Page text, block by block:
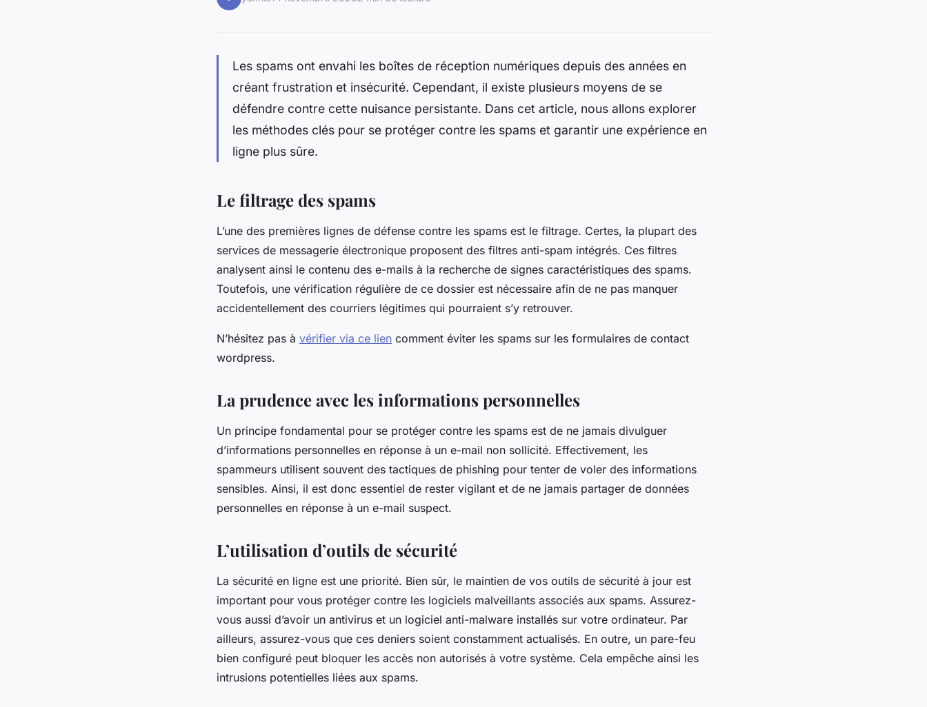
Les spams ont envahi les boîtes de réception numériques depuis des années en
créant frustration et insécurité. Cependant, il existe plusieurs moyens de se
défendre contre cette nuisance persistante. Dans cet article, nous allons explorer
les méthodes clés pour se protéger contre les spams et garantir une expérience en
ligne plus sûre.
Le filtrage des spams
L’une des premières lignes de défense contre les spams est le filtrage. Certes, la plupart des
services de messagerie électronique proposent des filtres anti-spam intégrés. Ces filtres
analysent ainsi le contenu des e-mails à la recherche de signes caractéristiques des spams.
Toutefois, une vérification régulière de ce dossier est nécessaire afin de ne pas manquer
accidentellement des courriers légitimes qui pourraient s’y retrouver.
N’hésitez pas à vérifier via ce lien comment éviter les spams sur les formulaires de contact
wordpress.
La prudence avec les informations personnelles
Un principe fondamental pour se protéger contre les spams est de ne jamais divulguer
d’informations personnelles en réponse à un e-mail non sollicité. Effectivement, les
spammeurs utilisent souvent des tactiques de phishing pour tenter de voler des informations
sensibles. Ainsi, il est donc essentiel de rester vigilant et de ne jamais partager de données
personnelles en réponse à un e-mail suspect.
L’utilisation d’outils de sécurité
La sécurité en ligne est une priorité. Bien sûr, le maintien de vos outils de sécurité à jour est
important pour vous protéger contre les logiciels malveillants associés aux spams. Assurez-
vous aussi d’avoir un antivirus et un logiciel anti-malware installés sur votre ordinateur. Par
ailleurs, assurez-vous que ces deniers soient constamment actualisés. En outre, un pare-feu
bien configuré peut bloquer les accès non autorisés à votre système. Cela empêche ainsi les
intrusions potentielles liées aux spams.